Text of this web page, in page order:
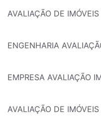
AVALIAÇÃO DE
ENGENHARIA
EMPRESA AVALIAÇÃO
AVALIAÇÃO DE